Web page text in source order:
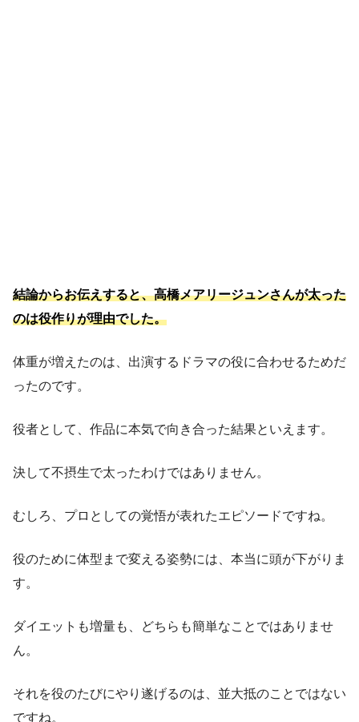
結論からお伝えすると、高橋メアリージュンさんが太った
のは役作りが理由でした。
体重が増えたのは、出演するドラマの役に合わせるためだ
ったのです。
役者として、作品に本気で向き合った結果といえます。
決して不摂生で太ったわけではありません。
むしろ、プロとしての覚悟が表れたエピソードですね。
役のために体型まで変える姿勢には、本当に頭が下がりま
す。
ダイエットも増量も、どちらも簡単なことではありませ
ん。
それを役のたびにやり遂げるのは、並大抵のことではない
ですね。